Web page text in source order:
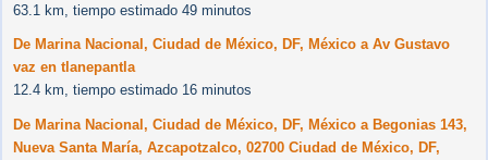
63.1 km, tiempo estimado 49 minutos
De Marina Nacional, Ciudad de México, DF, México a Av Gustavo
vaz en tlanepantla
12.4 km, tiempo estimado 16 minutos
De Marina Nacional, Ciudad de México, DF, México a Begonias 143,
Nueva Santa María, Azcapotzalco, 02700 Ciudad de México, DF,